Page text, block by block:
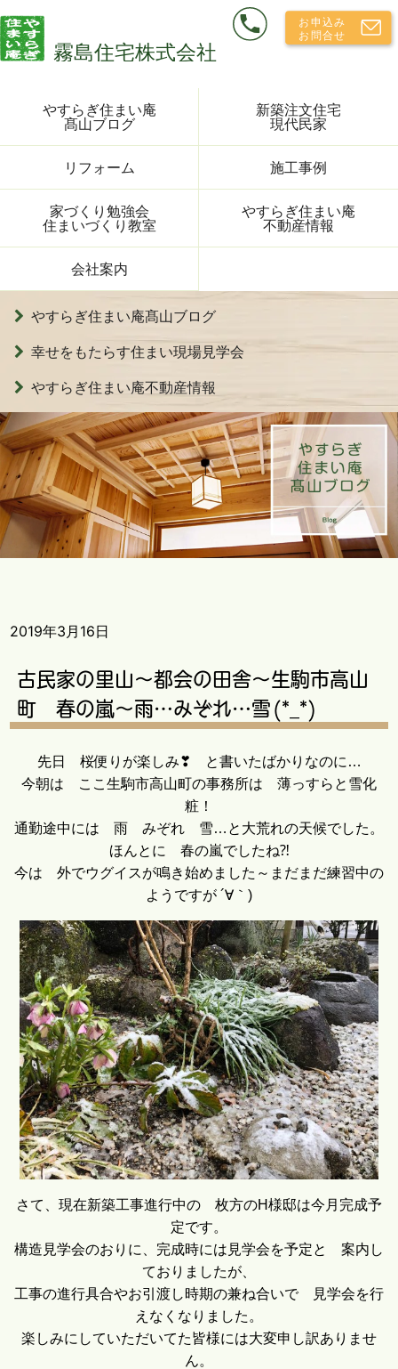
やすらぎ住まい庵
髙山ブログ
新築注文住宅
現代民家
リフォーム 施工事例
家づくり勉強会
住まいづくり教室
やすらぎ住まい庵
不動産情報
会社案内
やすらぎ住まい庵髙山ブログ
幸せをもたらす住まい現場見学会
やすらぎ住まい庵不動産情報
2019年3月16日
古民家の里山～都会の田舎～生駒市高山
町 春の嵐～雨…みぞれ…雪(*_*)
先日 桜便りが楽しみ❣ と書いたばかりなのに…
今朝は ここ生駒市高山町の事務所は 薄っすらと雪化
粧！
通勤途中には 雨 みぞれ 雪…と大荒れの天候でした。
ほんとに 春の嵐でしたね⁈
今は 外でウグイスが鳴き始めました～まだまだ練習中の
ようですが ´∀｀)
さて、現在新築工事進行中の 枚方のH様邸は今月完成予
定です。
構造見学会のおりに、完成時には見学会を予定と 案内し
ておりましたが、
工事の進行具合やお引渡し時期の兼ね合いで 見学会を行
えなくなりました。
楽しみにしていただいてた皆様には大変申し訳ありませ
ん。